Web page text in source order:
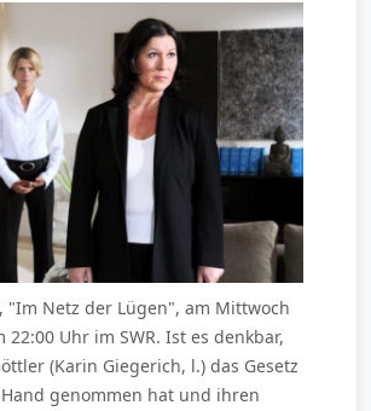
"Im Netz der Lügen", am Mittwoch
22:00 Uhr im SWR. Ist es denkbar,
(Karin Giegerich, l.) das Gesetz
genommen hat und ihren